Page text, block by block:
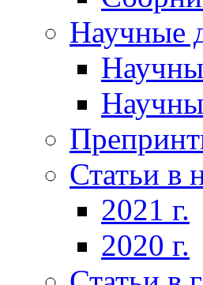
Научные
Статьи в
2021 г.
2020 г.